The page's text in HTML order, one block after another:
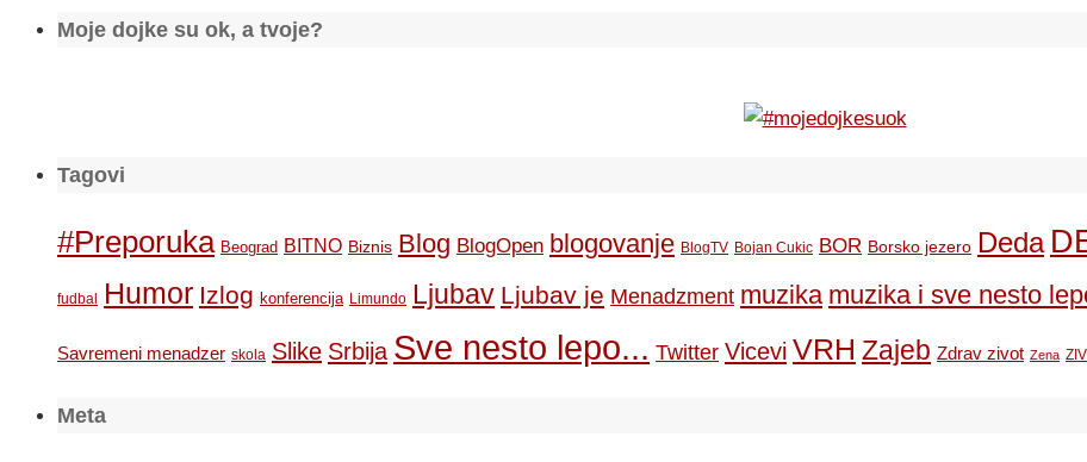
Moje dojke su ok, a tvoje?
Tagovi
#Preporuka Beograd BITNO Biznis Blog BlogOpen blogovanje BlogTV Bojan Cukic BOR Borsko jezero Deda
fudbal Humor Izlog konferencija Limundo Ljubav Ljubav je Menadzment muzika muzika i sve nesto
Savremeni menadzer skola Slike Srbija Sve nesto lepo... Twitter Vicevi VRH Zajeb Zdrav zivot Zena
Meta